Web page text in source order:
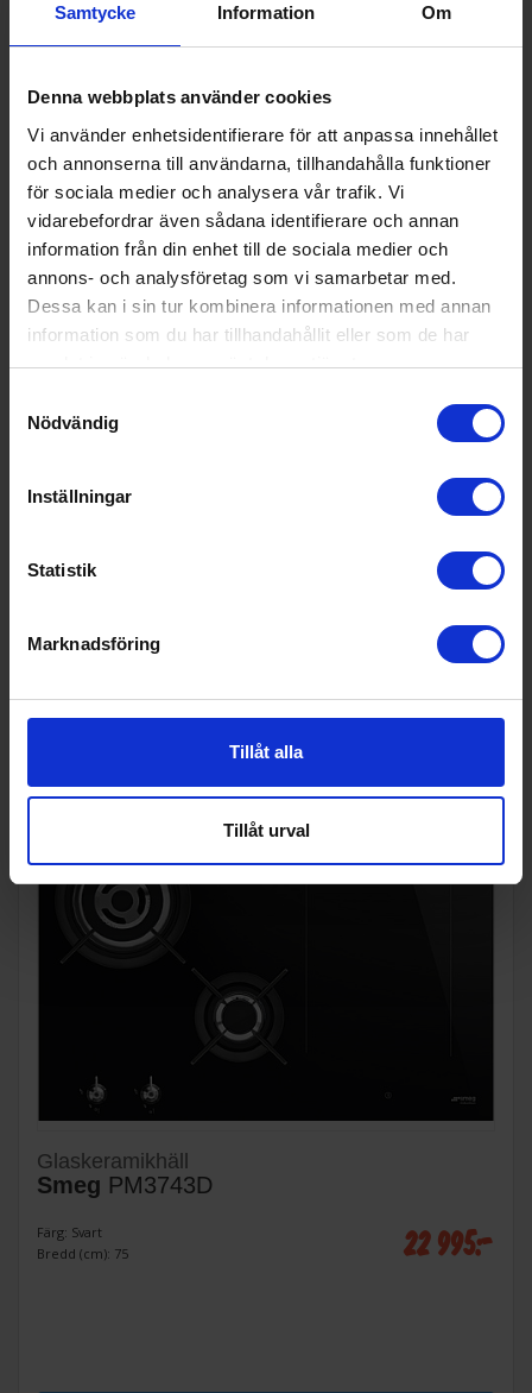
Samtycke Information Om
Denna webbplats använder cookies
Vi använder enhetsidentifierare för att anpassa innehållet
och annonserna till användarna, tillhandahålla funktioner
för sociala medier och analysera vår trafik. Vi
vidarebefordrar även sådana identifierare och annan
information från din enhet till de sociala medier och
annons- och analysföretag som vi samarbetar med.
Dessa kan i sin tur kombinera informationen med annan
information som du har tillhandahållit eller som de har
samlat in när du har använt deras tjänster.
Nödvändig
Inställningar
Statistik
Marknadsföring
Tillåt alla
Tillåt urval
Glaskeramikhäll
Bredd (cm): 30
4 195:-
Glaskeramikhäll
Smeg PM3743D
Färg: Svart
Bredd (cm): 75
22 995:-